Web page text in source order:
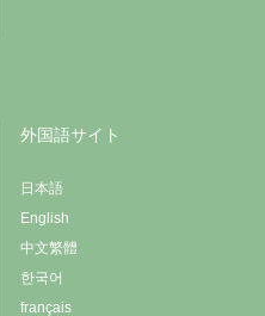
外国語サイト
日本語
English
中文繁體
한국어
français